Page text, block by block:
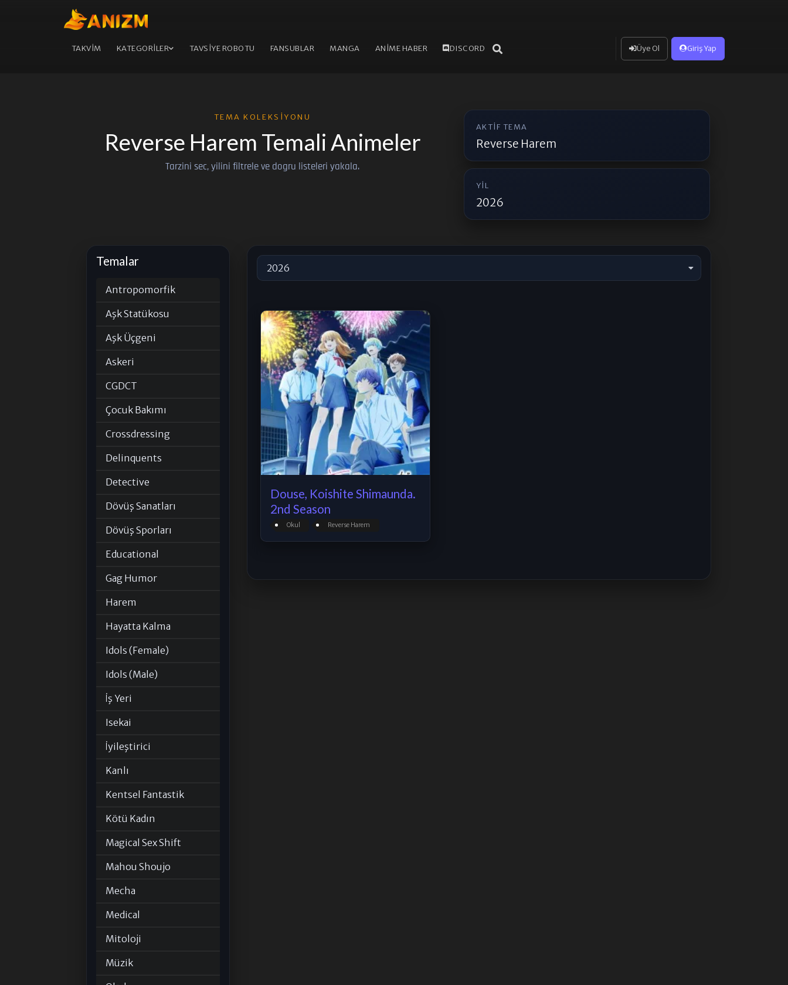
TAKVİM KATEGORİLER TAVSİYE ROBOTU FANSUBLAR MANGA ANİME HABER DISCORD Üye Ol Giriş Yap
TEMA KOLEKSIYONU
Reverse Harem Temali Animeler
Tarzini sec, yilini filtrele ve dogru listeleri yakala.
AKTIF TEMA
Reverse Harem
YIL
2026
Temalar
Antropomorfik
Aşk Statükosu
Aşk Üçgeni
Askeri
CGDCT
Çocuk Bakımı
Crossdressing
Delinquents
Detective
Dövüş Sanatları
Dövüş Sporları
Educational
Gag Humor
Harem
Hayatta Kalma
Idols (Female)
Idols (Male)
İş Yeri
Isekai
İyileştirici
Kanlı
Kentsel Fantastik
Kötü Kadın
Magical Sex Shift
Mahou Shoujo
Mecha
Medical
Mitoloji
Müzik
2026
Douse, Koishite Shimaunda.
2nd Season
Okul Reverse Harem